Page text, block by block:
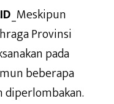
_Meskipun
Provinsi
pada
beberapa
diperlombakan.